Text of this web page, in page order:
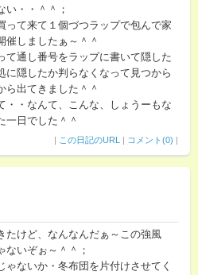
い・・＾＾；
って来て１個づつラップで包んで家
催しましたぁ～＾＾
て通し番号をラップに書いて隠した
に隠したか判らなくなって見つから
ら出てきました＾＾
・・なんて、こんな、しょうーもな
一日でした＾＾
| この日記のURL | コメント(0) |
たけど、なんなんだぁ～この強風
ないぞぉ～＾＾；
ないか・冬布団を片付けさせてく